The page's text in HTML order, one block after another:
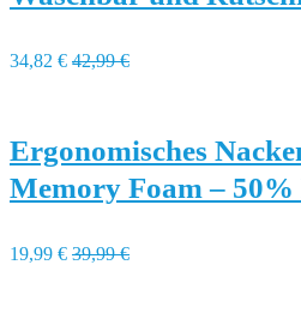
34,82 € 42,99 €
Ergonomisches
Memory Foam –
19,99 € 39,99 €